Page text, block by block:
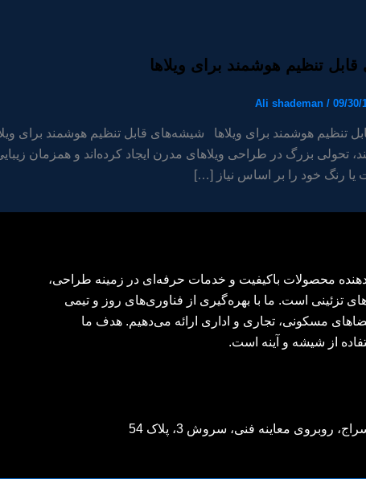
تنظیم هوشمند برای ویلاها
Ali shademan / 09/30/
تنظیم هوشمند برای ویلاها شیشه‌های قابل تنظیم هوشمند برای
تحولی بزرگ در طراحی ویلاهای مدرن ایجاد کرده‌اند و همزمان
یا رنگ خود را بر اساس نیاز […]
محصولات باکیفیت و خدمات حرفه‌ای در زمینه طراحی،
تزئینی است. ما با بهره‌گیری از فناوری‌های روز و تیمی
مسکونی، تجاری و اداری ارائه می‌دهیم. هدف ما
از شیشه و آینه است.
معاینه فنی، سروش 3، پلاک 54